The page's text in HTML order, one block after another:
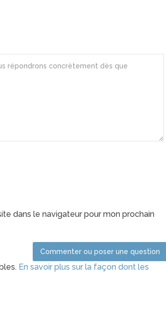
dans le navigateur pour mon prochain
En savoir plus sur la façon dont les